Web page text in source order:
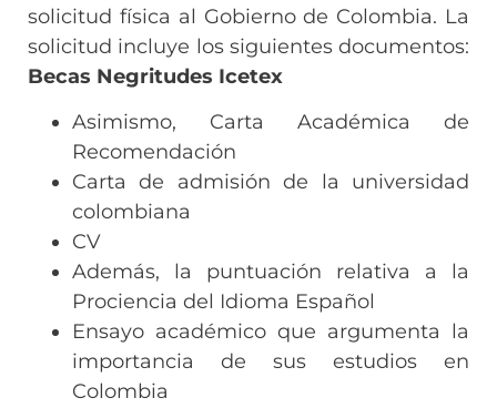
solicitud física al Gobierno de Colombia. La
solicitud incluye los siguientes documentos:
Becas Negritudes Icetex
Asimismo, Carta Académica de
Recomendación
Carta de admisión de la universidad
colombiana
CV
Además, la puntuación relativa a la
Prociencia del Idioma Español
Ensayo académico que argumenta la
importancia de sus estudios en
Colombia